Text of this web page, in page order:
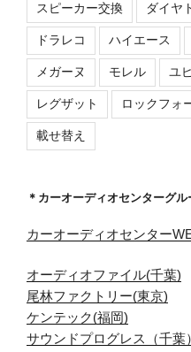
スピーカー交換 ダイヤ
ドラレコ ハイエース
メガーヌ モレル ユ
レグザット ロックフォ
載せ替え
＊カーオーディオセンターグル
カーオーディオセンター
オーディオファイル(千葉)
尾林ファクトリー(東京)
ケンテック(福岡)
サウンドプログレス（千葉）